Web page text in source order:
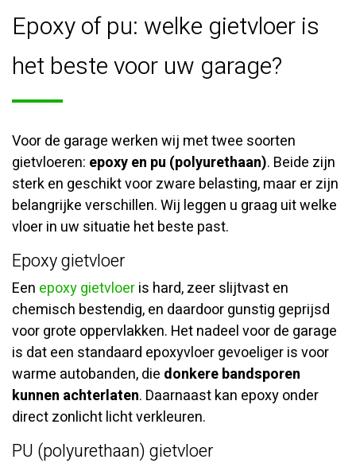
Epoxy of pu: welke gietvloer is
het beste voor uw garage?
Voor de garage werken wij met twee soorten
gietvloeren: epoxy en pu (polyurethaan). Beide zijn
sterk en geschikt voor zware belasting, maar er zijn
belangrijke verschillen. Wij leggen u graag uit welke
vloer in uw situatie het beste past.
Epoxy gietvloer
Een epoxy gietvloeris hard, zeer slijtvast en
chemisch bestendig, en daardoor gunstig geprijsd
voor grote oppervlakken. Het nadeel voor de garage
is dat een standaard epoxyvloer gevoeliger is voor
warme autobanden, die donkere bandsporen
kunnen achterlaten. Daarnaast kan epoxy onder
direct zonlicht licht verkleuren.
PU (polyurethaan) gietvloer